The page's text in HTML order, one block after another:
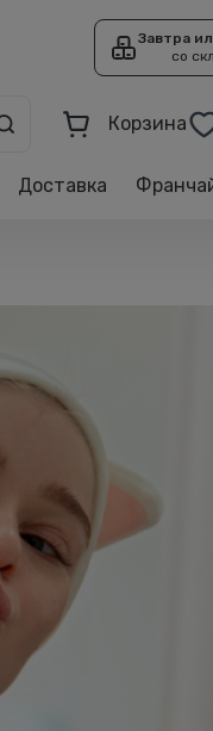
Завтра
со
Корзина
Доставка